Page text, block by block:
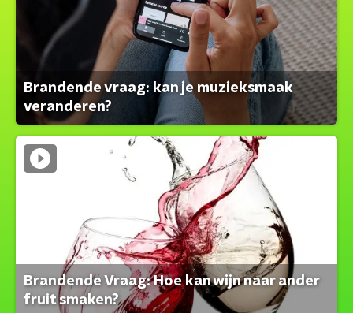
Brandende vraag: kan je muzieksmaak
veranderen?
Brandende Vraag: Hoe kan wijn naar ander
fruit smaken?